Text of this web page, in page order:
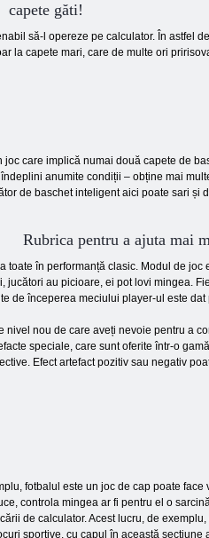
capete găti!
să-l opereze pe calculator. În astfel
la capete mari, care de multe ori
care implică numai două capete de
anumite condiții – obține mai
de baschet inteligent aici poate sari și
Rubrica pentru a ajuta mai
toate în performanță clasic. Modul de
jucători au picioare, ei pot lovi mingea.
de începerea meciului player-ul este
nivel nou de care aveți nevoie pentru a
speciale, care sunt oferite într-o
Efect artefact pozitiv sau negativ
fotbalul este un joc de cap poate
controla mingea ar fi pentru el o
de calculator. Acest lucru, de
sportive, cu capul în această secțiune